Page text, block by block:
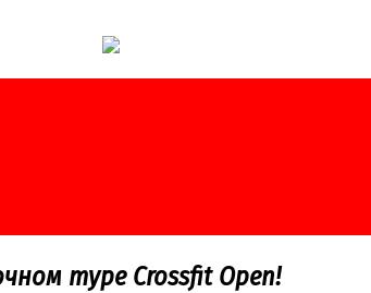
туре Crossfit Open!